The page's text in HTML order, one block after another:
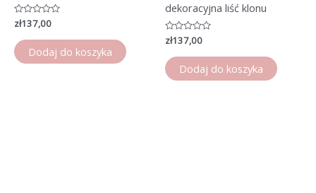
Oceniono
0
na
5
zł137,00
Dodaj do koszyka
dekoracyjna liść klonu
Oceniono
0
na
5
zł137,00
Dodaj do koszyka